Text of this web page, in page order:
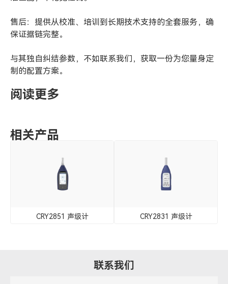
售后：提供从校准、培训到长期技术支持的全套服务，确
保证据链完整。
与其独自纠结参数，不如联系我们，获取一份为您量身定
制的配置方案。
阅读更多
相关产品
CRY2851 声级计 CRY2831 声级计
联系我们